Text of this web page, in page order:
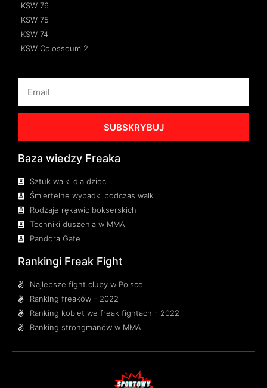
KSW 76
KSW 75
KSW 74
KSW Colosseum 2
SUBSKRYBUJ
Baza wiedzy Freaka
Sztuk walki dla dzieci
Śmiertelne wypadki podczas walk
Rodzaje rękawic bokserskich
Techniki duszenia w MMA
Pandora Gate
Rankingi Freak Fight
Najlepsze fight cluby w Polsce
Ranking freaków - 2022
Ranking kobiet we freak fightach - 2022
Ranking strongmanów w MMA